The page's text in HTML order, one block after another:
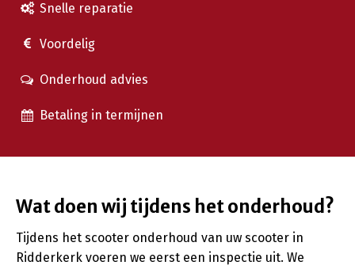
Snelle reparatie
Voordelig
Onderhoud advies
Betaling in termijnen
Wat doen wij tijdens het onderhoud?
Tijdens het scooter onderhoud van uw scooter in
Ridderkerk voeren we eerst een inspectie uit. We